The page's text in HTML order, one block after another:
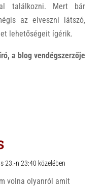
találkozni. Mert bár
az elveszni látszó,
lehetőségeit ígérik.
a blog vendégszerzője
23.-n 23:40 közelében
volna olyanról amit